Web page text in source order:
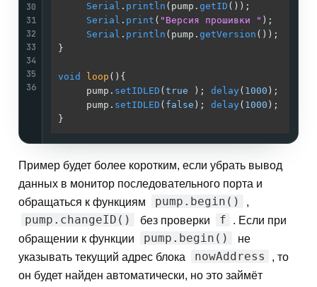
30
31
32
33
34
35
36
Serial . println (pump. getID ());
Serial . print ( "Версия прошивки " );
Serial . println (pump. getVersion ());
}
void
loop () {
     pump.
setIDLED ( true ); delay( 1000 );
     pump.
setIDLED ( false ); delay( 1000 );
}
Пример будет более коротким, если убрать вывод
данных в монитор последовательного порта и
обращаться к функциям
pump.begin() ,
pump.changeID() без проверки f
. Если при
обращении к функции
pump.begin()
не
указывать текущий адрес блока
nowAddress
, то
он будет найден автоматически, но это займёт